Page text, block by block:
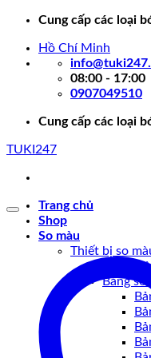
Skip
content
Cung cấp các loại
Hồ Chí Minh
08:00 - 17:00
0907049510
Cung cấp các loại
TUKI247
Trang chủ
Shop
So màu
Thiết bị so
Tủ so
Bảng so